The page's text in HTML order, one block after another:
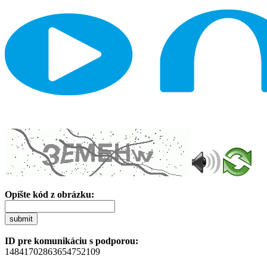
Opíšte kód z obrázku:
submit
ID pre komunikáciu s podporou:
14841702863654752109